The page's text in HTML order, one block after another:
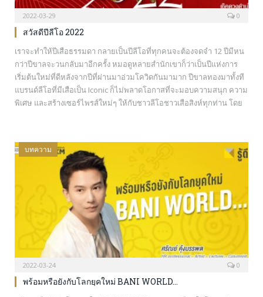
2022-03-29 0
สวัสดีปีลีโอ 2022
เราจะทำให้ปีเสือธรรมดา กลายเป็นปีลีโอที่ทุกคนจะต้องจดจำ 12 ปีมีหน
กว่าปีขาลจะวนกลับมาอีกครั้ง หมอดูหลายสำนักเขาก็ว่าเป็นปีแห่งการ
เริ่มต้นใหม่ที่ดีหลังจากปีที่ผ่านมาอ่วมโควิดกันมามาก ปีขาลทองมาทั้งที
แบรนด์ลีโอที่มีเสือเป็น Iconic ก็ไม่พลาดโอกาสที่จะมอบความสนุก ความ
พิเศษ และสร้างเซอร์ไพรส์ใหม่ๆ ให้กับชาวลีโอชาวเสือสิงห์ทุกท่าน โดย
บทความ
2022-03-24 0
พร้อมหรือยังกับโลกยุคใหม่ BANI WORLD…